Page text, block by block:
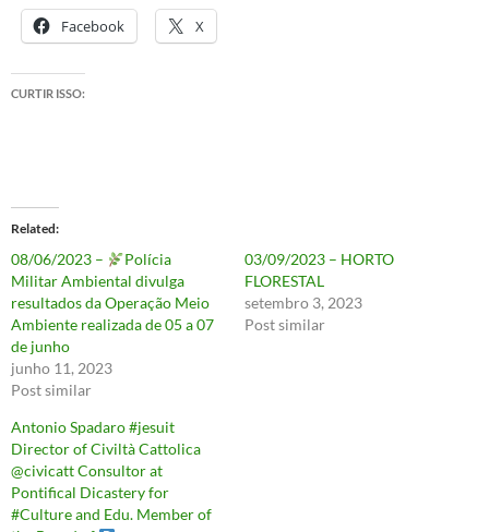
Facebook X
CURTIR ISSO:
Related
08/06/2023 –
Polícia
Militar Ambiental divulga
resultados da Operação Meio
Ambiente realizada de 05 a 07
de junho
junho 11, 2023
Post similar
03/09/2023 – HORTO
FLORESTAL
setembro 3, 2023
Post similar
Antonio Spadaro #jesuit
Director of Civiltà Cattolica
@civicatt Consultor at
Pontifical Dicastery for
#Culture and Edu. Member of